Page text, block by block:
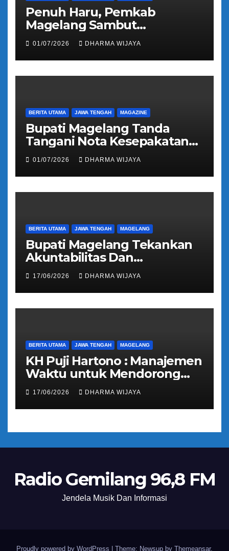
Penuh Haru, Pemkab
Magelang Sambut
Kepulangan Jemaah Haji
Kloter 81
01/07/2026 DHARMA WIJAYA
BERITA UTAMA JAWA TENGAH MAGAZINE
Bupati Magelang Tanda
Tangani Nota Kesepakatan
Pengalihan Pelayanan
Regident Di Kecamatan
Bandongan
01/07/2026 DHARMA WIJAYA
BERITA UTAMA JAWA TENGAH MAGELANG
Bupati Magelang Tekankan
Akuntabilitas Dan
Tranparansi Pengelolaan
Bantuan Keuangan Parpol
17/06/2026 DHARMA WIJAYA
BERITA UTAMA JAWA TENGAH MAGELANG
KH Puji Hartono : Manajemen
Waktu untuk Mendorong
Umat Semakin Baik
17/06/2026 DHARMA WIJAYA
Radio Gemilang 96,8 FM
Jendela Musik Dan Informasi
Proudly powered by WordPress Theme: Newsup by Themeansar.